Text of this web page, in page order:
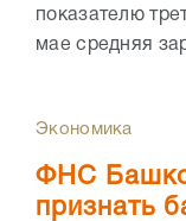
показателю
мае средняя
Экономика
ФНС
признать